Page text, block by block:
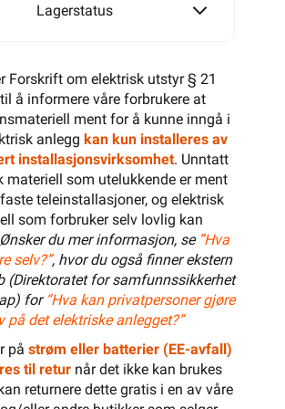
Lagerstatus
Forskrift om elektrisk utstyr § 21
å informere våre forbrukere at
ment for å kunne inngå i
anlegg kan kun installeres av
installasjonsvirksomhet. Unntatt
materiell som utelukkende er ment
teleinstallasjoner, og elektrisk
som forbruker selv lovlig kan
Ønsker du mer informasjon, se ”Hva
selv?”, hvor du også finner ekstern
(Direktoratet for samfunnssikkerhet
for “Hva kan privatpersoner gjøre
på det elektriske anlegget?”
på strøm eller batterier (EE-avfall)
til returnår det ikke kan brukes
returnere dette gratis i en av våre